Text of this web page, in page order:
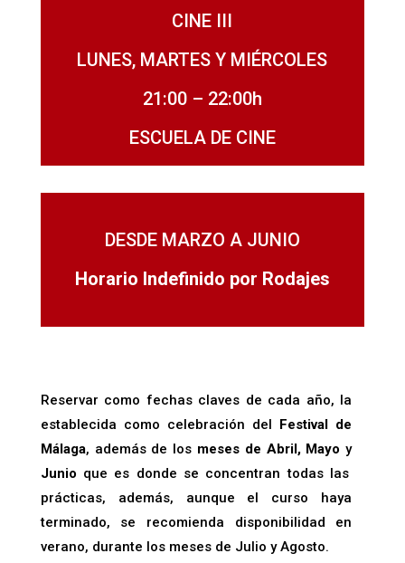
CINE III
LUNES, MARTES Y MIÉRCOLES
21:00 – 22:00h
ESCUELA DE CINE
DESDE MARZO A JUNIO
Horario Indefinido por Rodajes
Reservar como fechas claves de cada año, la
establecida como celebración del Festival de
Málaga, además de los meses de Abril, Mayoy
Junio que es donde se concentran todas las
prácticas, además, aunque el curso haya
terminado, se recomienda disponibilidad en
verano, durante los meses de Julio y Agosto.